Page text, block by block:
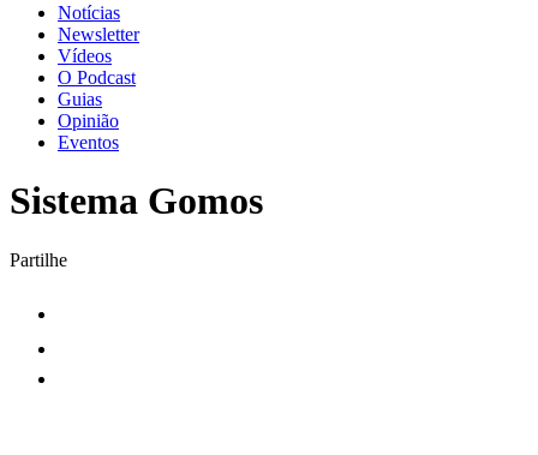
Notícias
Newsletter
Vídeos
O Podcast
Guias
Opinião
Eventos
Sistema Gomos
Partilhe